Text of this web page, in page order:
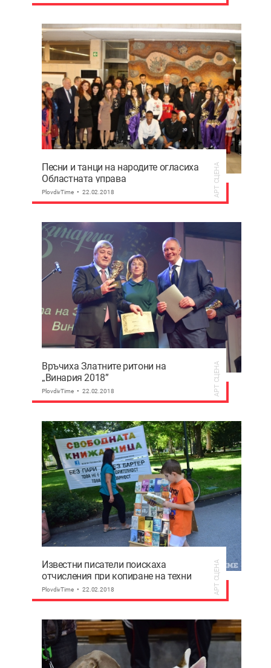
Песни и танци на народите огласиха
Областната управа
PlovdivTime 22.02.2018 АРТ СЦЕНА
Връчиха Златните ритони на
„Винария 2018”
PlovdivTime 22.02.2018 АРТ СЦЕНА
Известни писатели поискаха
отчисления при копиране на техни
книги
PlovdivTime 22.02.2018 АРТ СЦЕНА